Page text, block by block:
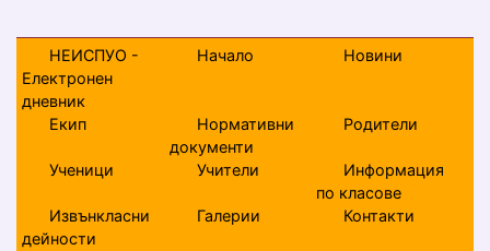
НЕИСПУО -
Електронен
дневник
Начало Новини
Екип
Нормативни
документи
Родители
Ученици Учители
Информация
по класове
Извънкласни
дейности
Галерии Контакти